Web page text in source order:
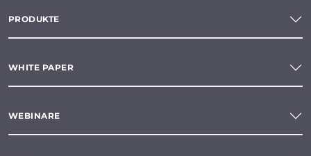
PRODUKTE
WHITE PAPER
WEBINARE